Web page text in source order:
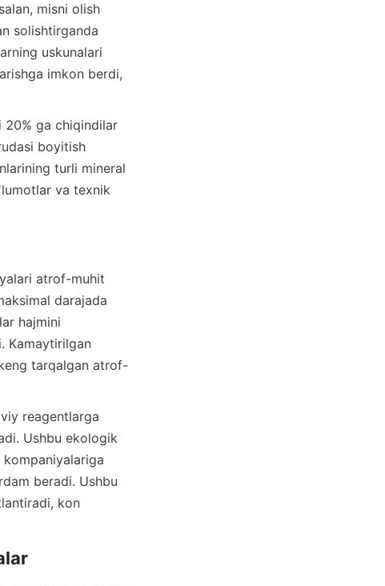
misni olish
solishtirganda
uskunalari
imkon berdi,
boyitish
turli mineral
va texnik
darajada
hajmini
Kamaytirilgan
tarqalgan atrof-
Ushbu ekologik
beradi. Ushbu
kon